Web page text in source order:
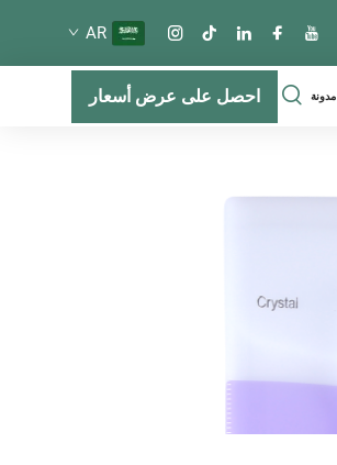
AR
مدونة احصل على عرض أسعار